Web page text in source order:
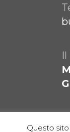
Questo